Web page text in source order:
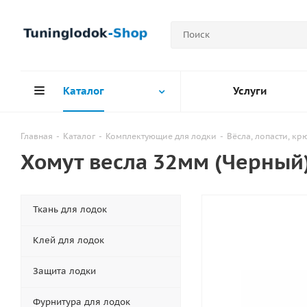
Каталог Услуги
Главная - Каталог - Комплектующие для лодки - Вёсла, лопасти,
Хомут весла 32мм
Ткань для лодок
Клей для лодок
Защита лодки
Фурнитура для лодок